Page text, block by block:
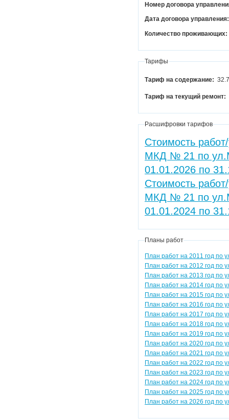
Номер договора
Дата договора
Количество проживающих:
Тарифы
Тариф на содержание:
Тариф на текущий ремонт:
Расшифровки тарифов
Стоимость
МКД № 21 по
01.01.2026 по
Стоимость
МКД № 21 по
01.01.2024 по
Планы работ
План работ на 2011 год по
План работ на 2012 год по
План работ на 2013 год по
План работ на 2014 год по
План работ на 2015 год по
План работ на 2016 год по
План работ на 2017 год по
План работ на 2018 год по
План работ на 2019 год по
План работ на 2020 год по
План работ на 2021 год по
План работ на 2022 год по
План работ на 2023 год по
План работ на 2024 год по
План работ на 2025 год по
План работ на 2026 год по